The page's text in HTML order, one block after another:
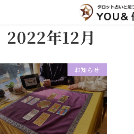
2022年12月
お知らせ